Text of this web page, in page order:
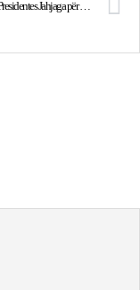
Agjenda e Presidentes Jahjaga për datën 14 mars 2014